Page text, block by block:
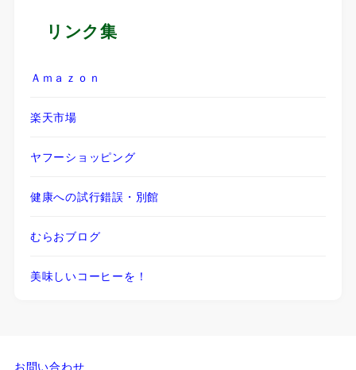
リンク集
Ａｍａｚｏｎ
楽天市場
ヤフーショッピング
健康への試行錯誤・別館
むらおブログ
美味しいコーヒーを！
お問い合わせ